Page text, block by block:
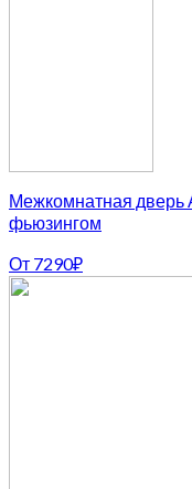
Межкомнатная
фьюзингом
От 7290₽